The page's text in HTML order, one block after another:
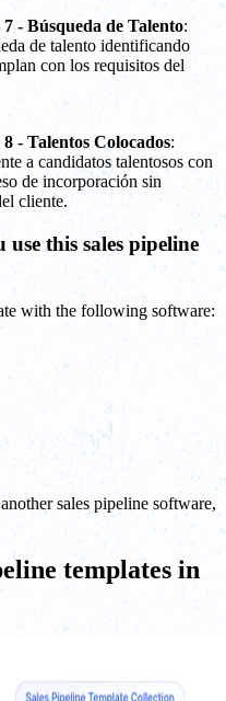
- Búsqueda de Talento:
de talento identificando
con los requisitos del
- Talentos Colocados:
a candidatos talentosos con
de incorporación sin
cliente.
this sales pipeline
with the following software:
sales pipeline software,
templates in